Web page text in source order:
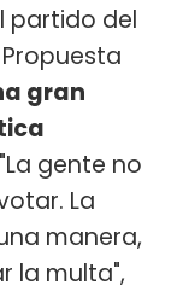
partido del
gran
gente no
La
manera,
la multa",